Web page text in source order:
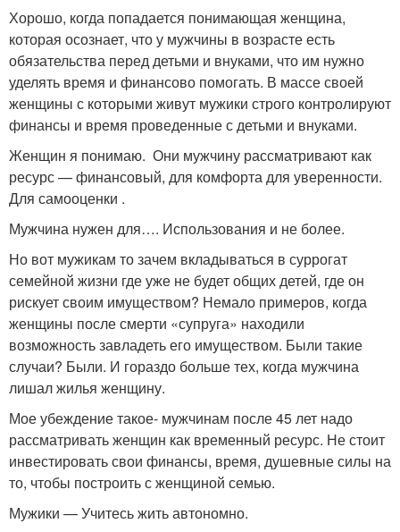
Хорошо, когда попадается понимающая женщина,
которая осознает, что у мужчины в возрасте есть
обязательства перед детьми и внуками, что им нужно
уделять время и финансово помогать. В массе своей
женщины с которыми живут мужики строго контролируют
финансы и время проведенные с детьми и внуками.
Женщин я понимаю. Они мужчину рассматривают как
ресурс — финансовый, для комфорта для уверенности.
Для самооценки .
Мужчина нужен для…. Использования и не более.
Но вот мужикам то зачем вкладываться в суррогат
семейной жизни где уже не будет общих детей, где он
рискует своим имуществом? Немало примеров, когда
женщины после смерти «супруга» находили
возможность завладеть его имуществом. Были такие
случаи? Были. И гораздо больше тех, когда мужчина
лишал жилья женщину.
Мое убеждение такое- мужчинам после 45 лет надо
рассматривать женщин как временный ресурс. Не стоит
инвестировать свои финансы, время, душевные силы на
то, чтобы построить с женщиной семью.
Мужики — Учитесь жить автономно.